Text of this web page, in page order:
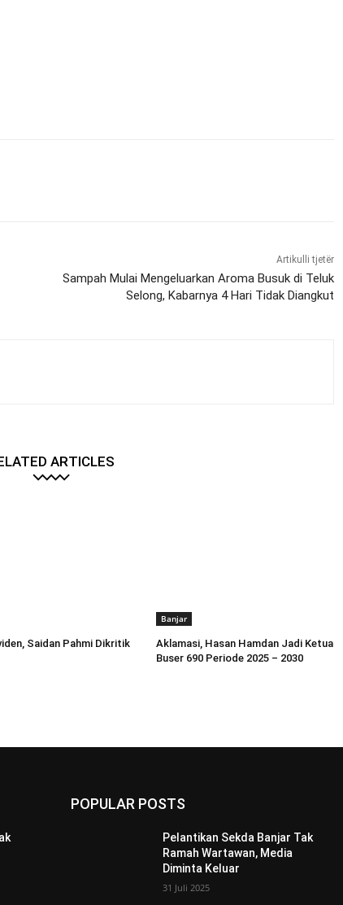
Artikulli tjetër
Sampah Mulai Mengeluarkan Aroma Busuk di Teluk
Selong, Kabarnya 4 Hari Tidak Diangkut
ARTICLES
Saidan Pahmi Dikritik
Banjar
Aklamasi, Hasan Hamdan Jadi Ketua
Buser 690 Periode 2025 – 2030
POPULAR POSTS
Pelantikan Sekda Banjar Tak
Ramah Wartawan, Media
Diminta Keluar
31 Juli 2025